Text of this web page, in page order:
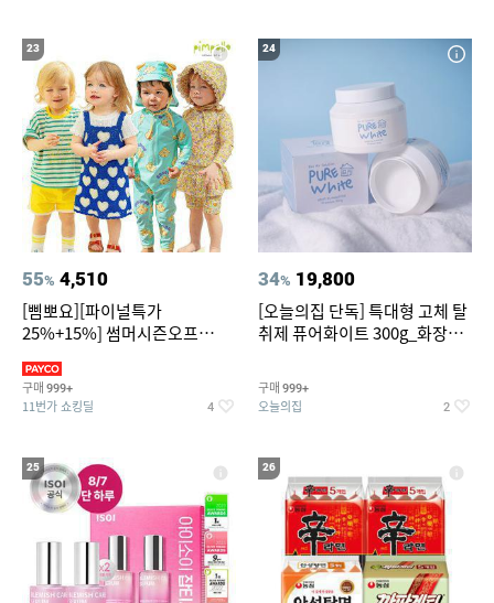
23
55% 4,510
[삠뽀요][파이널특가
25%+15%] 썸머시즌오프
영복/티셔츠/
구매 999+
11번가 쇼킹딜 4
24
34% 19,800
[오늘의집 단독] 특대형 고체 탈
취제 퓨어화이트 300g_화장실
구매 999+
오늘의집 2
25 26